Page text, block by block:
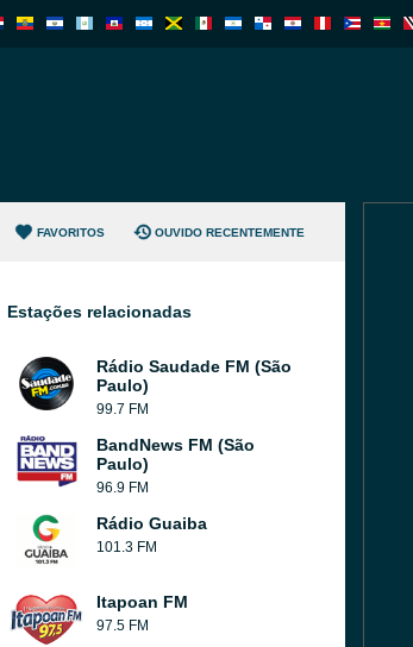
FAVORITOS OUVIDO RECENTEMENTE
Estações relacionadas
Rádio Saudade FM (São
Paulo)
99.7 FM
BandNews FM (São
Paulo)
96.9 FM
Rádio Guaiba
101.3 FM
Itapoan FM
97.5 FM